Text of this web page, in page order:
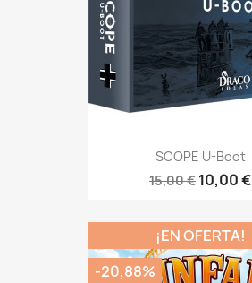
SCOPE U-Boot
15,00 € 10,00 €
¡EN OFERTA!
-20,88%